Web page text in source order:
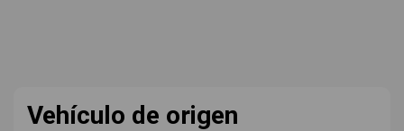
Vehículo de origen